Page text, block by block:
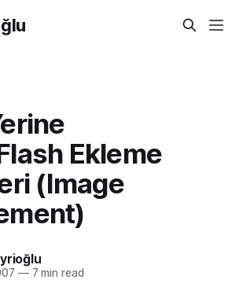
Ekleme
(Image
—7 min read